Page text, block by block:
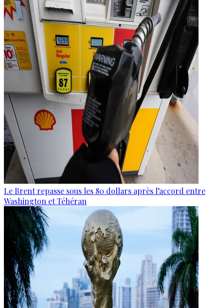
Le Brent repasse sous les 80 dollars après l’accord entre
Washington et Téhéran